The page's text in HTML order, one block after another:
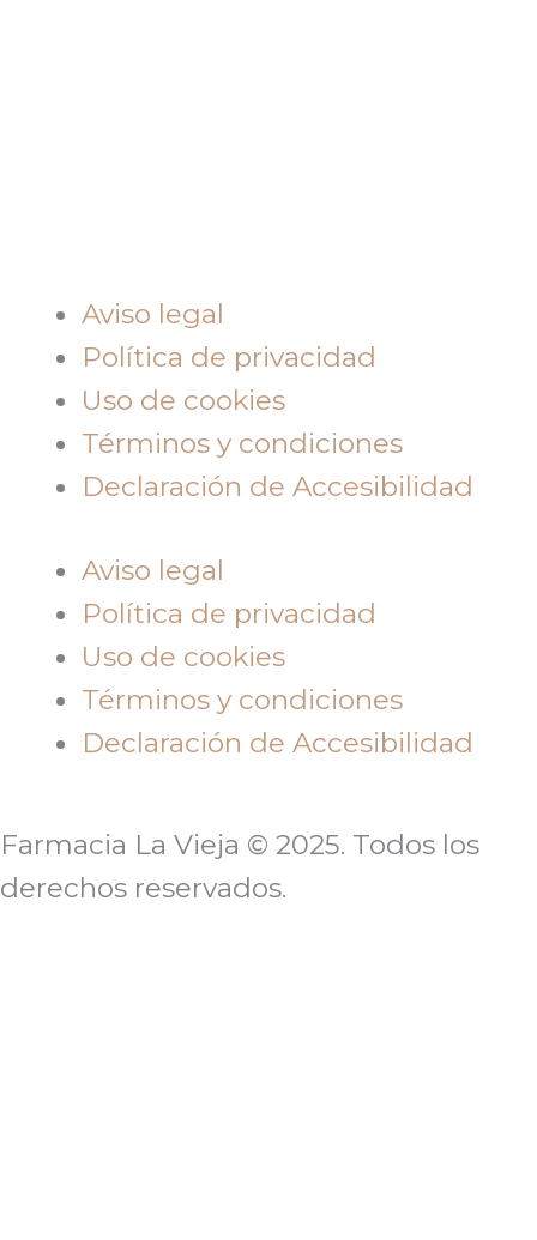
Aviso legal
Política de privacidad
Uso de cookies
Términos y condiciones
Declaración de Accesibilidad
Aviso legal
Política de privacidad
Uso de cookies
Términos y condiciones
Declaración de Accesibilidad
Farmacia La Vieja © 2025. Todos los
derechos reservados.